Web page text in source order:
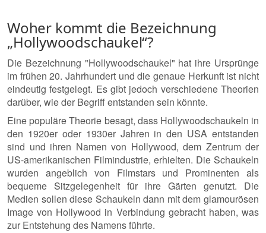
Woher kommt die Bezeichnung
„Hollywoodschaukel“?
Die Bezeichnung "Hollywoodschaukel" hat ihre Ursprünge
im frühen 20. Jahrhundert und die genaue Herkunft ist nicht
eindeutig festgelegt. Es gibt jedoch verschiedene Theorien
darüber, wie der Begriff entstanden sein könnte.
Eine populäre Theorie besagt, dass Hollywoodschaukeln in
den 1920er oder 1930er Jahren in den USA entstanden
sind und ihren Namen von Hollywood, dem Zentrum der
US-amerikanischen Filmindustrie, erhielten. Die Schaukeln
wurden angeblich von Filmstars und Prominenten als
bequeme Sitzgelegenheit für ihre Gärten genutzt. Die
Medien sollen diese Schaukeln dann mit dem glamourösen
Image von Hollywood in Verbindung gebracht haben, was
zur Entstehung des Namens führte.